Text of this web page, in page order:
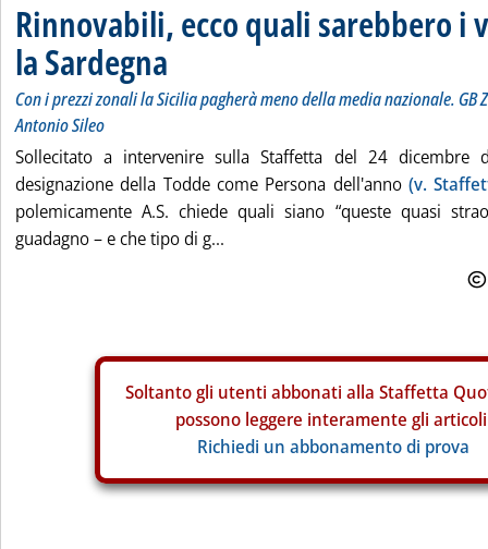
Rinnovabili, ecco quali sarebbero i
la Sardegna
Con i prezzi zonali la Sicilia pagherà meno della media nazionale. GB
Antonio Sileo
Sollecitato a intervenire sulla Staffetta del 24 dicembre
designazione della Todde come Persona dell'anno (v.
polemicamente A.S. chiede quali siano “queste quasi
guadagno – e che tipo di g...
Soltanto gli utenti abbonati alla Staffetta
possono leggere interamente gli
Richiedi un abbonamento di prova